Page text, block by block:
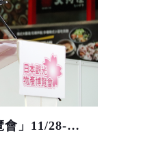
「2025日本觀光．物產博覽會」11/28-30開展 提前掌握明年旅遊新趨勢